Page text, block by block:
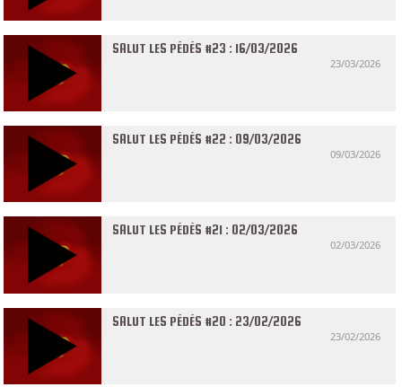
SALUT LES PÉDÉS #23 : 16/03/2026
23/03/2026
SALUT LES PÉDÉS #22 : 09/03/2026
09/03/2026
SALUT LES PÉDÉS #21 : 02/03/2026
02/03/2026
SALUT LES PÉDÉS #20 : 23/02/2026
23/02/2026